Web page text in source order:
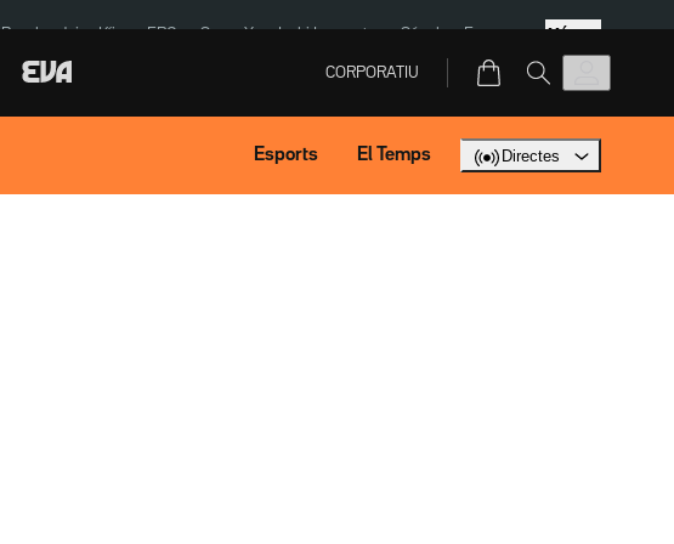
Bombardejos Kíiv ERC SpaceX Isaki Lacuesta Sánchez Europa Més
CORPORATIU
Esports El Temps Directes